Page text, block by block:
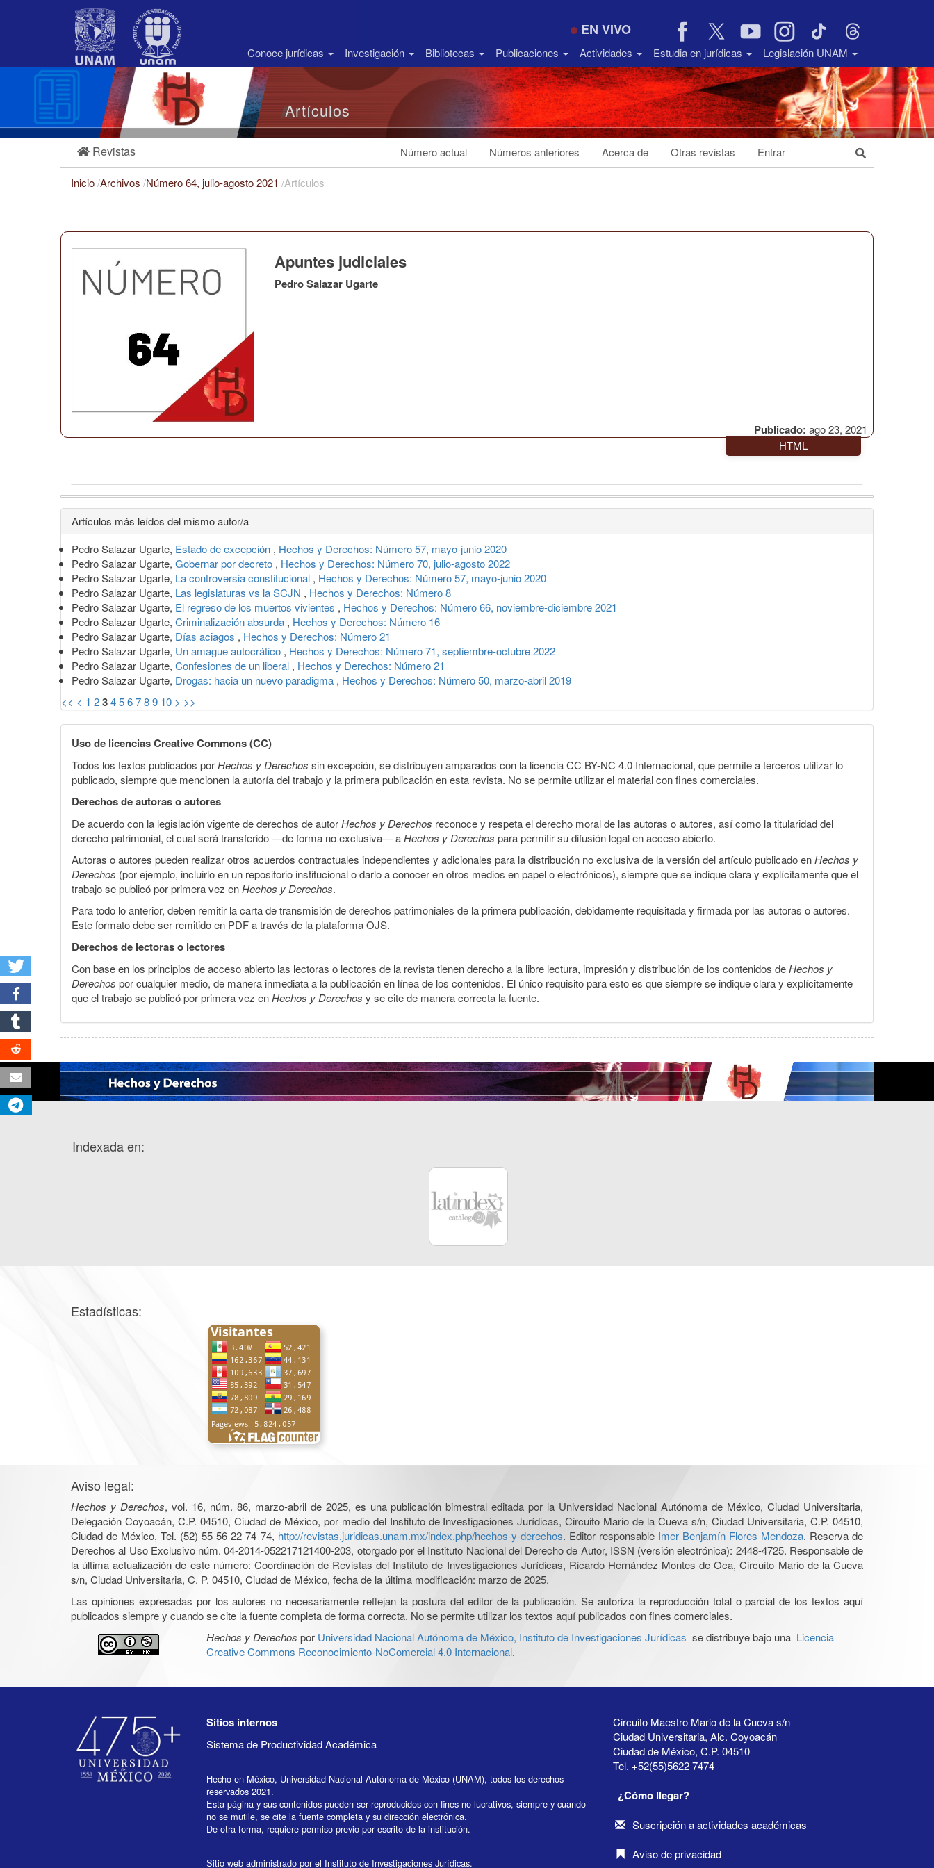
Barra
EN VIVO
Conoce jurídicas Investigación Bibliotecas Publicaciones Actividades Estudia en jurídicas Legislación UNAM
Artículos
Revistas Número actual Números anteriores Acerca de Otras revistas Entrar
Inicio/Archivos /Número 64, julio-agosto 2021 /Artículos
Publicado: ago 23, 2021
Apuntes judiciales
Pedro Salazar Ugarte
HTML
Detalles
del
artículo
Artículos más leídos del mismo autor/a
Pedro Salazar Ugarte, Estado de excepción , Hechos y Derechos: Número 57, mayo-junio 2020
Pedro Salazar Ugarte, Gobernar por decreto , Hechos y Derechos: Número 70, julio-agosto 2022
Pedro Salazar Ugarte, La controversia constitucional , Hechos y Derechos: Número 57, mayo-junio 2020
Pedro Salazar Ugarte, Las legislaturas vs la SCJN , Hechos y Derechos: Número 8
Pedro Salazar Ugarte, El regreso de los muertos vivientes , Hechos y Derechos: Número 66, noviembre-diciembre 2021
Pedro Salazar Ugarte, Criminalización absurda , Hechos y Derechos: Número 16
Pedro Salazar Ugarte, Días aciagos , Hechos y Derechos: Número 21
Pedro Salazar Ugarte, Un amague autocrático , Hechos y Derechos: Número 71, septiembre-octubre 2022
Pedro Salazar Ugarte, Confesiones de un liberal , Hechos y Derechos: Número 21
Pedro Salazar Ugarte, Drogas: hacia un nuevo paradigma , Hechos y Derechos: Número 50, marzo-abril 2019
<< < 1 23456789 10 > >>
Uso de licencias Creative Commons (CC)
Todos los textos publicados porHechos y Derechos sin excepción, se distribuyen amparados con la licencia CC BY-NC 4.0 Internacional, que permite a terceros utilizar lo
publicado, siempre que mencionen la autoría del trabajo y la primera publicación en esta revista. No se permite utilizar el material con fines comerciales.
Derechos de autoras o autores
De acuerdo con la legislación vigente de derechos de autorHechos y Derechos reconoce y respeta el derecho moral de las autoras o autores, así como la titularidad del
derecho patrimonial, el cual será transferido —de forma no exclusiva— aHechos y Derechos para permitir su difusión legal en acceso abierto.
Autoras o autores pueden realizar otros acuerdos contractuales independientes y adicionales para la distribución no exclusiva de la versión del artículo publicado enHechos y
Derechos (por ejemplo, incluirlo en un repositorio institucional o darlo a conocer en otros medios en papel o electrónicos), siempre que se indique clara y explícitamente que el
trabajo se publicó por primera vez enHechos y Derechos.
Para todo lo anterior, deben remitir la carta de transmisión de derechos patrimoniales de la primera publicación, debidamente requisitada y firmada por las autoras o autores.
Este formato debe ser remitido en PDF a través de la plataforma OJS.
Derechos de lectoras o lectores
Con base en los principios de acceso abierto las lectoras o lectores de la revista tienen derecho a la libre lectura, impresión y distribución de los contenidos deHechos y
Derechos por cualquier medio, de manera inmediata a la publicación en línea de los contenidos. El único requisito para esto es que siempre se indique clara y explícitamente
que el trabajo se publicó por primera vez enHechos y Derechos y se cite de manera correcta la fuente.
Indexada en:
Estadísticas:
Aviso legal:
Hechos y Derechos, vol. 16, núm. 86, marzo-abril de 2025, es una publicación bimestral editada por la Universidad Nacional Autónoma de México, Ciudad Universitaria,
Delegación Coyoacán, C.P. 04510, Ciudad de México, por medio del Instituto de Investigaciones Jurídicas, Circuito Mario de la Cueva s/n, Ciudad Universitaria, C.P. 04510,
Ciudad de México, Tel. (52) 55 56 22 74 74, http://revistas.juridicas.unam.mx/index.php/hechos-y-derechos. Editor responsable Imer Benjamín Flores Mendoza. Reserva de
Derechos al Uso Exclusivo núm. 04-2014-052217121400-203, otorgado por el Instituto Nacional del Derecho de Autor, ISSN (versión electrónica): 2448-4725. Responsable de
la última actualización de este número: Coordinación de Revistas del Instituto de Investigaciones Jurídicas, Ricardo Hernández Montes de Oca, Circuito Mario de la Cueva
s/n, Ciudad Universitaria, C. P. 04510, Ciudad de México, fecha de la última modificación: marzo de 2025.
Las opiniones expresadas por los autores no necesariamente reflejan la postura del editor de la publicación. Se autoriza la reproducción total o parcial de los textos aquí
publicados siempre y cuando se cite la fuente completa de forma correcta. No se permite utilizar los textos aquí publicados con fines comerciales.
Hechos y Derechos por Universidad Nacional Autónoma de México, Instituto de Investigaciones Jurídicas se distribuye bajo una Licencia
Creative Commons Reconocimiento-NoComercial 4.0 Internacional.
Sitios internos
Sistema de Productividad Académica
Hecho en México, Universidad Nacional Autónoma de México (UNAM), todos los derechos
reservados 2021.
Esta página y sus contenidos pueden ser reproducidos con fines no lucrativos, siempre y cuando
no se mutile, se cite la fuente completa y su dirección electrónica.
De otra forma, requiere permiso previo por escrito de la institución.
Sitio web administrado por el Instituto de Investigaciones Jurídicas.
Circuito Maestro Mario de la Cueva s/n
Ciudad Universitaria, Alc. Coyoacán
Ciudad de México, C.P. 04510
Tel. +52(55)5622 7474
¿Cómo llegar?
Suscripción a actividades académicas
Aviso de privacidad